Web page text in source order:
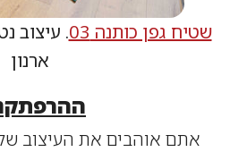
גפן כותנה 03
. עיצוב נטלי
ההרפתקנים
אוהבים את העיצוב שלכם